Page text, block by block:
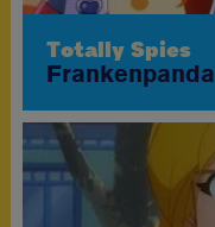
Totally Spies
Frankenpanda